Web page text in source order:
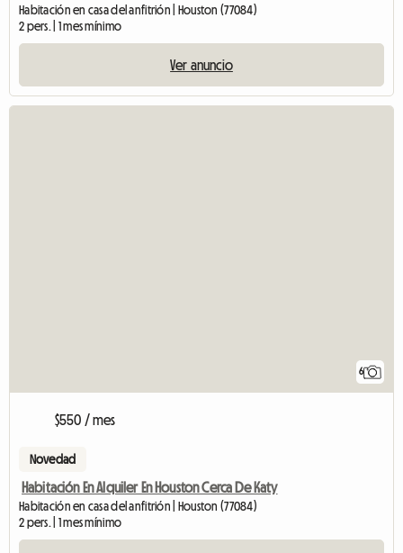
Habitación en casa del anfitrión | Houston (77084)
2 pers. | 1 mes mínimo
Ver anuncio
6
$550 / mes
Novedad
Habitación En Alquiler En Houston Cerca De Katy
Habitación en casa del anfitrión | Houston (77084)
2 pers. | 1 mes mínimo